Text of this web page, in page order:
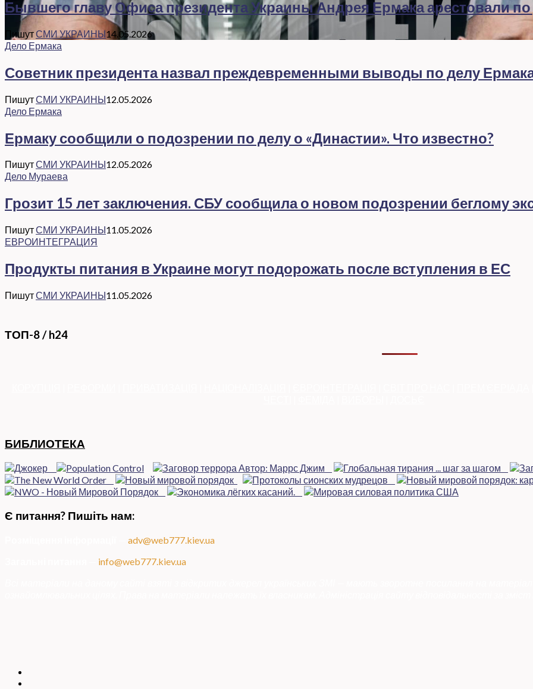
Бывшего главу Офиса президента Украины Андрея Ермака арестовали
ПишутСМИ УКРАИНЫ14.05.2026
Дело Ермака
Советник президента назвал преждевременными выводы по делу
ПишутСМИ УКРАИНЫ12.05.2026
Дело Ермака
Ермаку сообщили о подозрении по делу о «Династии». Что известно?
ПишутСМИ УКРАИНЫ12.05.2026
Дело Мураева
Грозит 15 лет заключения. СБУ сообщила о новом подозрении беглому
ПишутСМИ УКРАИНЫ11.05.2026
ЕВРОИНТЕГРАЦИЯ
Продукты питания в Украине могут подорожать после вступления в ЕС
ПишутСМИ УКРАИНЫ11.05.2026
ТОП-8 / h24
БИБЛИОТЕКА
Є питання? Пишіть нам:
adv@web777.kiev.ua
info@web777.kiev.ua